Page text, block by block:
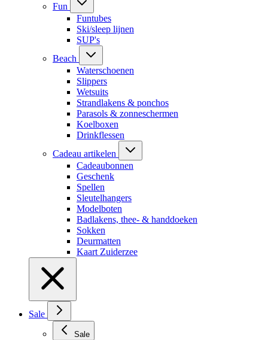
Fun
Funtubes
Ski/sleep lijnen
SUP's
Beach
Waterschoenen
Slippers
Wetsuits
Strandlakens & ponchos
Parasols & zonneschermen
Koelboxen
Drinkflessen
Cadeau artikelen
Cadeaubonnen
Geschenk
Spellen
Sleutelhangers
Modelboten
Badlakens, thee- & handdoeken
Sokken
Deurmatten
Kaart Zuiderzee
Sale
Sale